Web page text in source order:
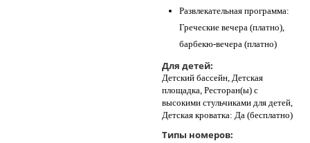
Развлекательная программа:
Греческие вечера (платно),
барбекю-вечера (платно)
Для детей:
Детский бассейн, Детская
площадка, Ресторан(ы) с
высокими стульчиками для детей,
Детская кроватка: Да (бесплатно)
Типы номеров: